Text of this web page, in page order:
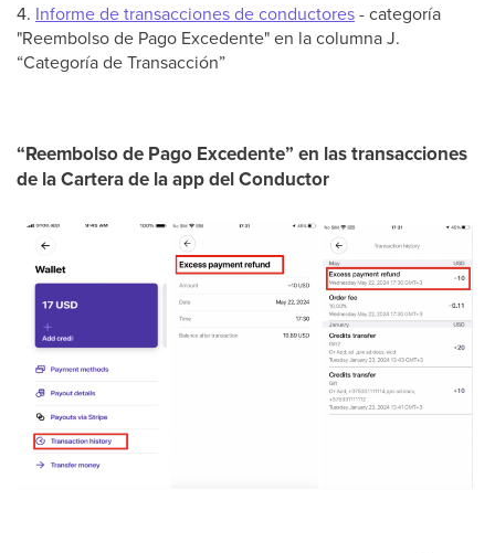
4. Informe de transacciones de conductores- categoría
"Reembolso de Pago Excedente" en la columna J.
“Categoría de Transacción”
“Reembolso de Pago Excedente” en las transacciones
de la Cartera de la app del Conductor